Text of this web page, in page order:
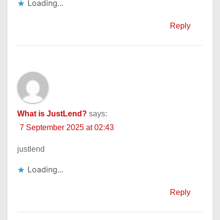
Loading...
Reply
What is JustLend? says:
7 September 2025 at 02:43
justlend
Loading...
Reply